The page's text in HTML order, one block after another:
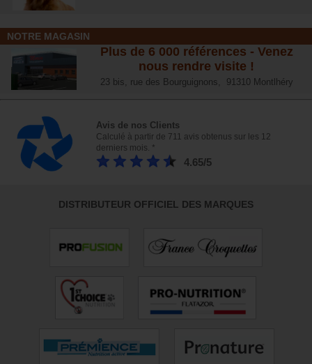
NOTRE MAGASIN
Plus de 6 000 références - Venez
nous rendre visite !
23 bis, rue des Bourguignons, 91310 Montlhéry
Avis de nos Clients
Calculé à partir de 711 avis obtenus sur les 12
derniers mois. *
4.65/5
DISTRIBUTEUR OFFICIEL DES MARQUES